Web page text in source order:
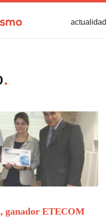
actualidad
.
ganador ETECOM